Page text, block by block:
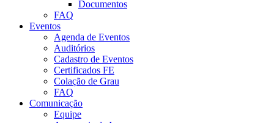
Documentos
FAQ
Eventos
Agenda de Eventos
Auditórios
Cadastro de Eventos
Certificados FE
Colação de Grau
FAQ
Comunicação
Equipe